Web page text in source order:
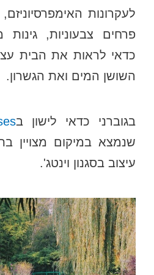
לעקרונות
פרחים צבעוניות, גינות
כדאי לראות את הבית
השושן המים ואת הגשרון.
בגוברני כדאי לישון ב
שנמצא במיקום מצויין
עיצוב בסגנון וינטג'.